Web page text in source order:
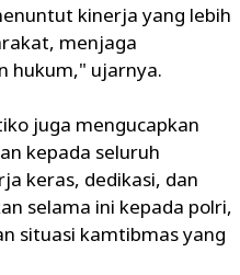
kinerja yang lebih
menjaga
hukum," ujarnya.
juga mengucapkan
kepada seluruh
keras, dedikasi, dan
selama ini kepada polri,
situasi kamtibmas yang